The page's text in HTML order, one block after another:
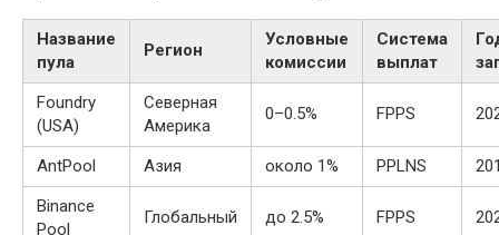
Название
пула
Регион
Условные
комиссии
Система
выплат
Foundry
(USA)
Северная
Америка
0–0.5% FPPS
AntPool Азия около 1% PPLNS
Binance
Pool
Глобальный до 2.5% FPPS